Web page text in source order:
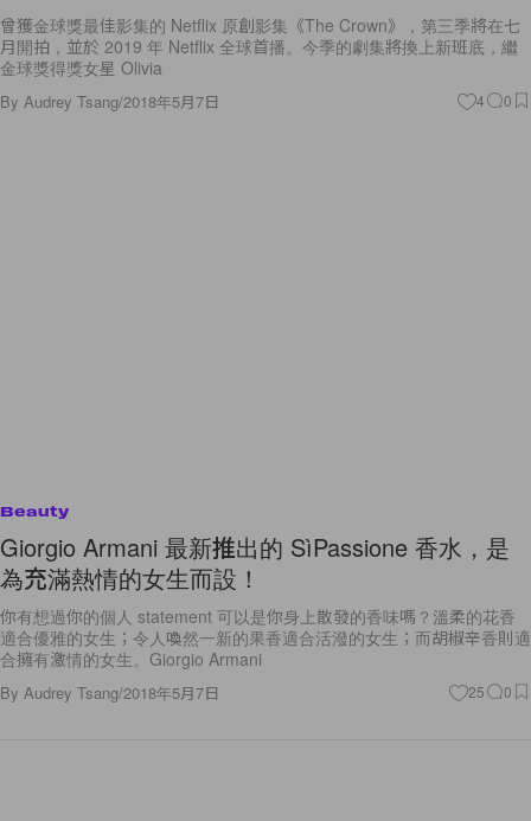
曾獲金球獎最佳影集的 Netflix 原創影集《The Crown》，第三季將在七
月開拍，並於 2019 年 Netflix 全球首播。今季的劇集將換上新班底，繼
金球獎得獎女星 Olivia
By Audrey Tsang/2018年5月7日 4 0
Beauty
Giorgio Armani 最新推出的 SìPassione 香水，是
為充滿熱情的女生而設！
你有想過你的個人 statement 可以是你身上散發的香味嗎？溫柔的花香
適合優雅的女生；令人喚然一新的果香適合活潑的女生；而胡椒辛香則適
合擁有激情的女生。Giorgio Armani
By Audrey Tsang/2018年5月7日 25 0